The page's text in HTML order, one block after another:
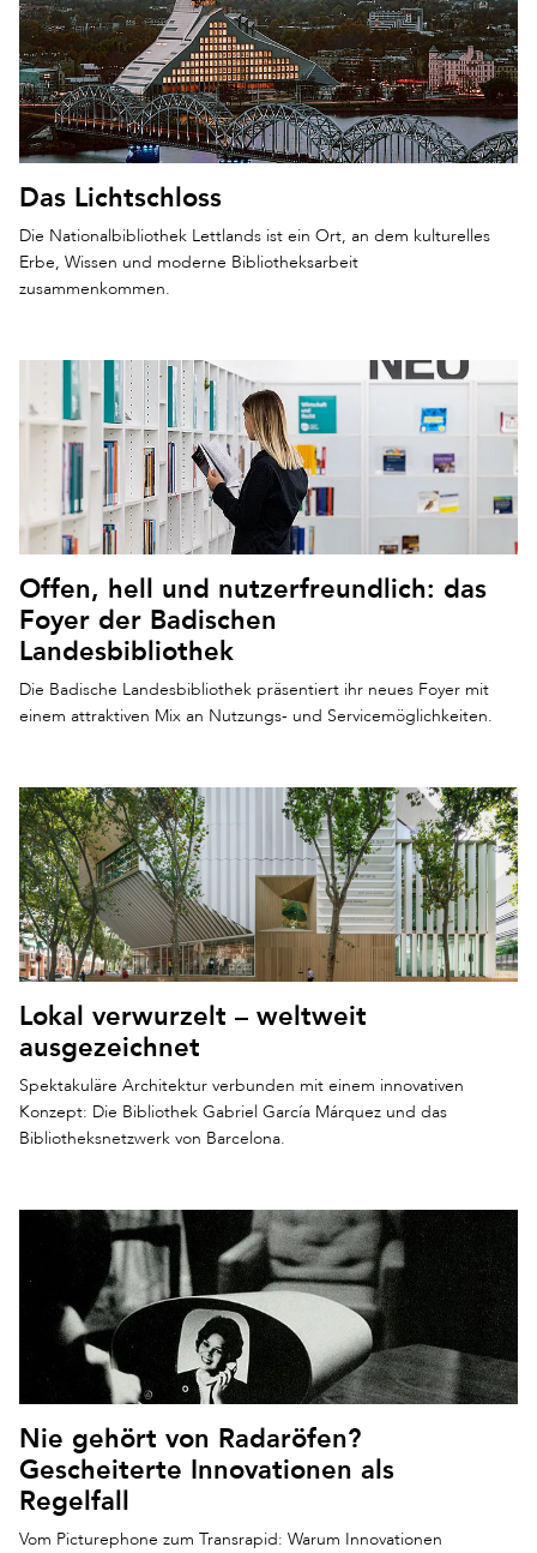
Das Lichtschloss
Die Nationalbibliothek Lettlands ist ein Ort, an dem kulturelles
Erbe, Wissen und moderne Bibliotheksarbeit
zusammenkommen.
Offen, hell und nutzerfreundlich: das
Foyer der Badischen
Landesbibliothek
Die Badische Landesbibliothek präsentiert ihr neues Foyer mit
einem attraktiven Mix an Nutzungs- und Servicemöglichkeiten.
Lokal verwurzelt – weltweit
ausgezeichnet
Spektakuläre Architektur verbunden mit einem innovativen
Konzept: Die Bibliothek Gabriel García Márquez und das
Bibliotheksnetzwerk von Barcelona.
Nie gehört von Radaröfen?
Gescheiterte Innovationen als
Regelfall
Vom Picturephone zum Transrapid: Warum Innovationen